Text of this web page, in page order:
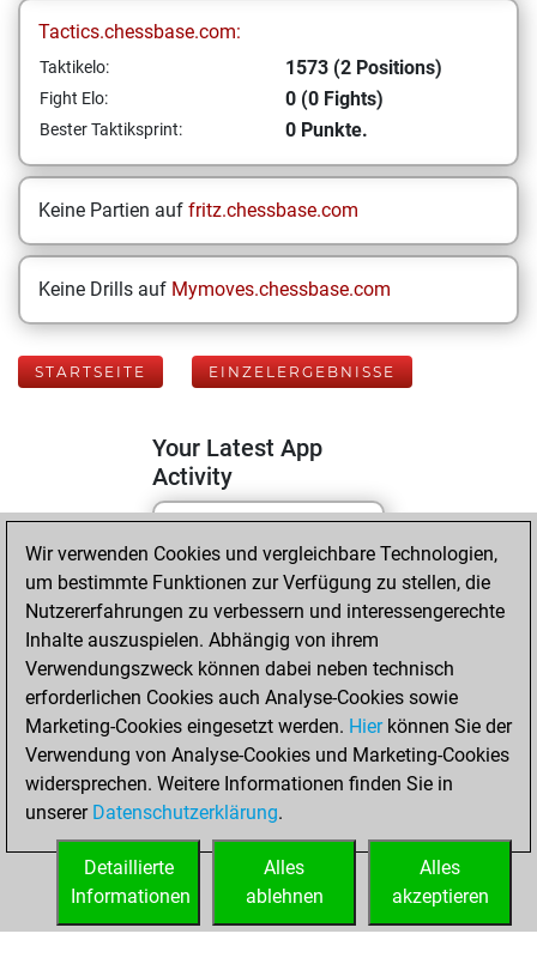
Tactics.chessbase.com:
Taktikelo: 1573 (2 Positions)
Fight Elo: 0 (0 Fights)
Bester Taktiksprint: 0 Punkte.
Keine Partien auf fritz.chessbase.com
Keine Drills auf Mymoves.chessbase.com
STARTSEITE EINZELERGEBNISSE
Your Latest App
Activity
Mittwoch, Mai 6,
2026
You totalled 2
tactics positions
Tactics
You
solved 1 tactics
positions
You achieved
tactics positions
Wir verwenden Cookies und vergleichbare Technologien,
um bestimmte Funktionen zur Verfügung zu stellen, die
Nutzererfahrungen zu verbessern und interessengerechte
Inhalte auszuspielen. Abhängig von ihrem
Verwendungszweck können dabei neben technisch
erforderlichen Cookies auch Analyse-Cookies sowie
Marketing-Cookies eingesetzt werden. Hierkönnen Sie der
Verwendung von Analyse-Cookies und Marketing-Cookies
widersprechen. Weitere Informationen finden Sie in
unserer Datenschutzerklärung.
Alles
akzeptieren
Alles
ablehnen
Detaillierte
Informationen